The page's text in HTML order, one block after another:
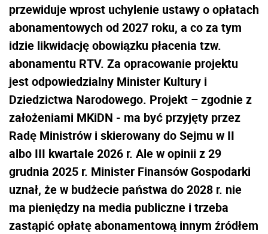
przewiduje wprost uchylenie ustawy o opłatach
abonamentowych od 2027 roku, a co za tym
idzie likwidację obowiązku płacenia tzw.
abonamentu RTV. Za opracowanie projektu
jest odpowiedzialny Minister Kultury i
Dziedzictwa Narodowego. Projekt – zgodnie z
założeniami MKiDN - ma być przyjęty przez
Radę Ministrów i skierowany do Sejmu w II
albo III kwartale 2026 r. Ale w opinii z 29
grudnia 2025 r. Minister Finansów Gospodarki
uznał, że w budżecie państwa do 2028 r. nie
ma pieniędzy na media publiczne i trzeba
zastąpić opłatę abonamentową innym źródłem